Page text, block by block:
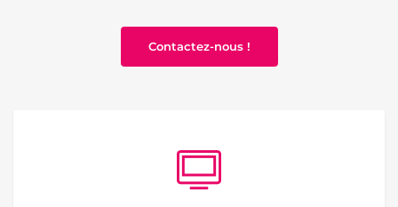
Contactez-nous !